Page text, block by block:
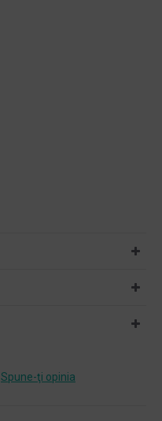
Spune-ţi opinia